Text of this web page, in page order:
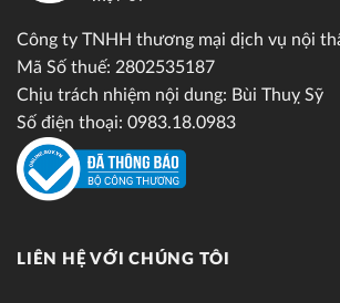
Công ty TNHH thương mại dịch vụ nội
Mã Số thuế: 2802535187
Chịu trách nhiệm nội dung: Bùi Thuỵ Sỹ
Số điện thoại: 0983.18.0983
LIÊN HỆ VỚI CHÚNG TÔI